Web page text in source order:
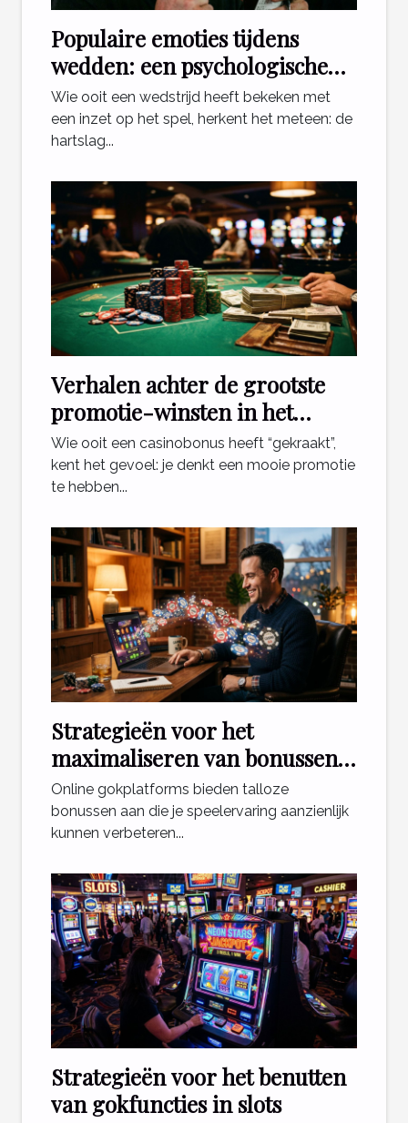
Populaire emoties tijdens
wedden: een psychologische
blik
Wie ooit een wedstrijd heeft bekeken met
een inzet op het spel, herkent het meteen: de
hartslag...
Verhalen achter de grootste
promotie-winsten in het
casino
Wie ooit een casinobonus heeft “gekraakt”,
kent het gevoel: je denkt een mooie promotie
te hebben...
Strategieën voor het
maximaliseren van bonussen
bij online gokplatforms
Online gokplatforms bieden talloze
bonussen aan die je speelervaring aanzienlijk
kunnen verbeteren...
Strategieën voor het benutten
van gokfuncties in slots